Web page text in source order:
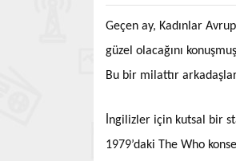
Geçen ay, Kadınlar
güzel olacağını
Bu bir milattır
İngilizler için kutsal bir
1979’daki The Who